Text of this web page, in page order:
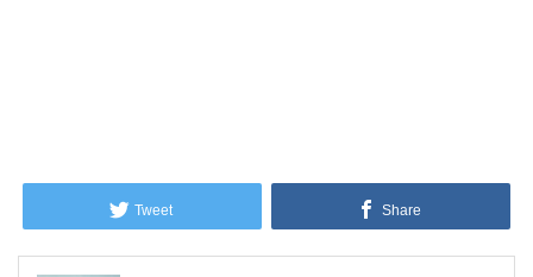
Tweet Share